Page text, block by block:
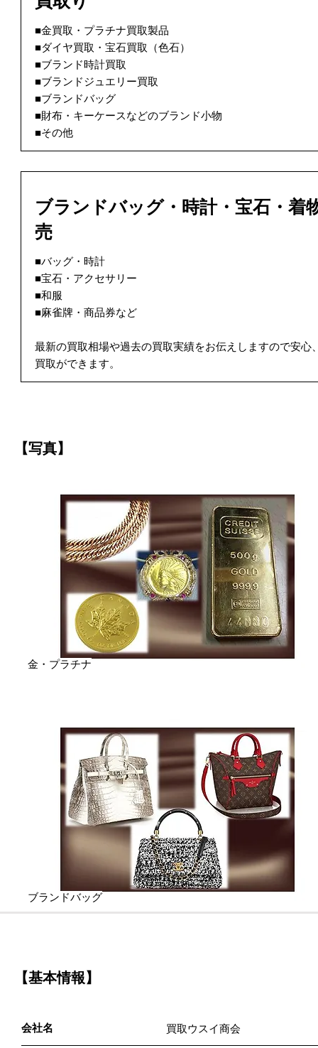
■金買取・プラチナ買取製品
■ダイヤ買取・宝石買取（色石）
■ブランド時計買取
■ブランドジュエリー買取
■ブランドバッグ
■財布・キーケースなどのブランド小物
■その他
ブランドバッグ・時計・宝石・着
売
■バッグ・時計
■宝石・アクセサリー
■和服
■麻雀牌・商品券など
最新の買取相場や過去の買取実績をお伝えしますので安心
買取ができます。
【写真】
金・プラチナ
ブランドバッグ
【基本情報】
会社名 買取ウスイ商会